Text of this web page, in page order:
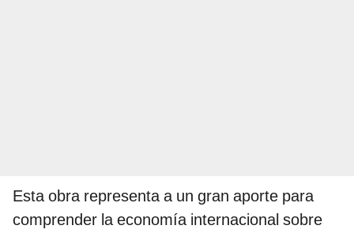
Esta obra representa a un gran aporte para
comprender la economía internacional sobre